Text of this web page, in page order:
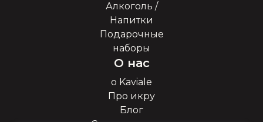
Алкоголь /
Напитки
Подарочные
наборы
О нас
о Kaviale
Про икру
Блог